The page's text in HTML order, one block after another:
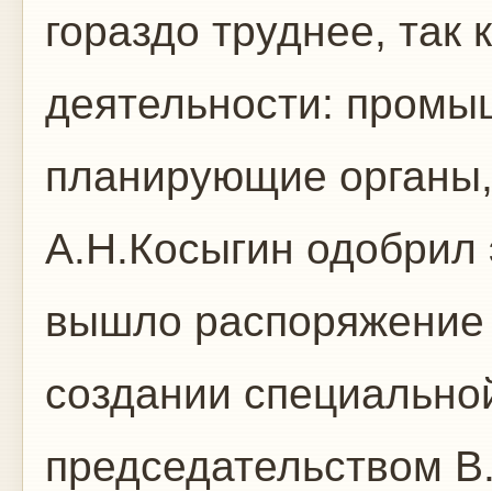
гораздо труднее, так
деятельности:
планирующие
А.Н.Косыгин одобрил
вышло
создании
председательством